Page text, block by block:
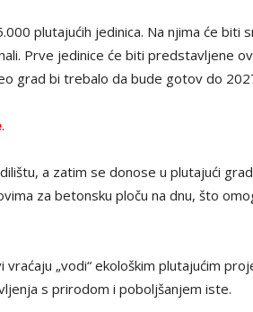
plutajućih jedinica. Na njima će biti
Prve jedinice će biti predstavljene
grad bi trebalo da bude gotov do
.
a zatim se donose u plutajući
za betonsku ploču na dnu, što
„vodi“ ekološkim plutajućim
s prirodom i poboljšanjem iste.